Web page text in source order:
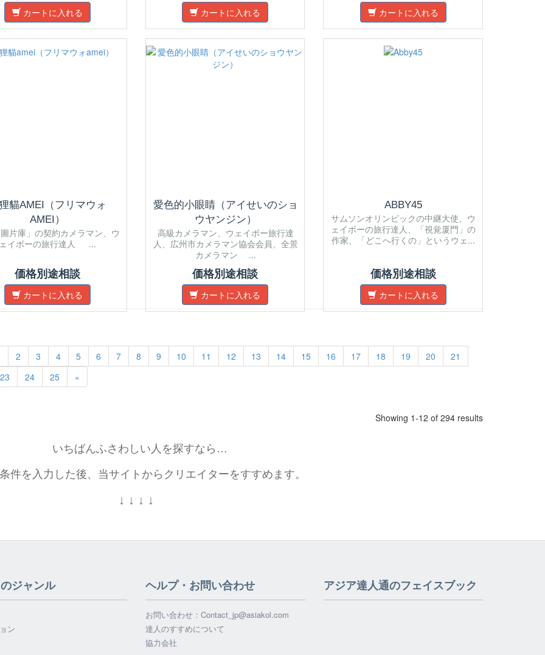
カートに入れる カートに入れる カートに入れる
貓AMEI（フリマウォ
AMEI）
片庫」の契約カメラマン、ウ
イボーの旅行達人 ...
価格別途相談
カートに入れる
愛色的小眼睛（アイせいのショ
ウヤンジン）
高級カメラマン、ウェイボー旅行達
人、広州市カメラマン協会会員、全景
カメラマン ...
価格別途相談
カートに入れる
ABBY45
サムソンオリンピックの中継大使、ウ
ェイボーの旅行達人、「視覚厦門」の
作家、「どこへ行くの」というウェ...
価格別途相談
カートに入れる
2 3 4 5 6 7 8 9 10 11 12 13 14 15 16 17 18 19 20
21
23
24 25 »
Showing 1-12 of 294 results
いちばんふさわしい人を探すなら…
件を入力した後、当サイトからクリエイターをすすめます。
↓ ↓ ↓ ↓
ジャンル
ン
ヘルプ・お問い合わせ
お問い合わせ： Contact_jp@asiakol.com
達人のすすめについて
協力会社
アジア達人通のフェイスブック